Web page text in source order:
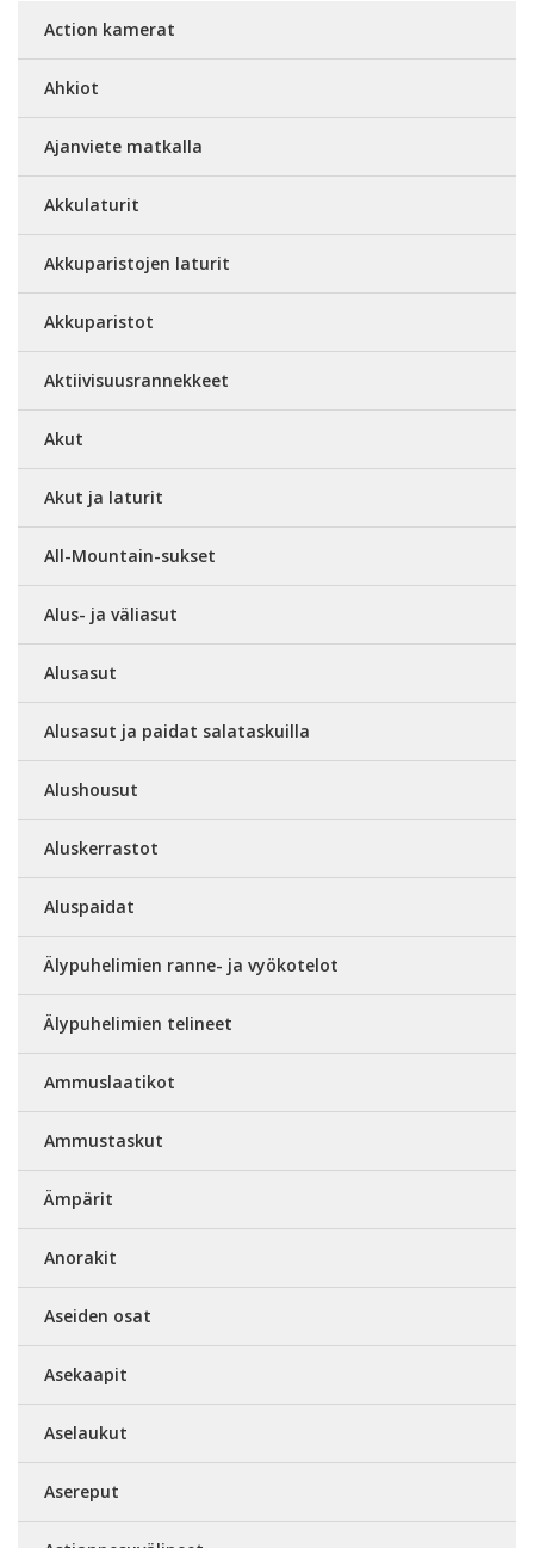
Action kamerat
Ahkiot
Ajanviete matkalla
Akkulaturit
Akkuparistojen laturit
Akkuparistot
Aktiivisuusrannekkeet
Akut
Akut ja laturit
All-Mountain-sukset
Alus- ja väliasut
Alusasut
Alusasut ja paidat salataskuilla
Alushousut
Aluskerrastot
Aluspaidat
Älypuhelimien ranne- ja vyökotelot
Älypuhelimien telineet
Ammuslaatikot
Ammustaskut
Ämpärit
Anorakit
Aseiden osat
Asekaapit
Aselaukut
Asereput